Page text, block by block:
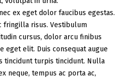
ex eget dolor faucibus egestas.
fringilla risus. Vestibulum
cursus, dolor arcu finibus
eget elit. Duis consequat augue
tincidunt turpis tincidunt. Nulla
neque, tempus ac porta ac,